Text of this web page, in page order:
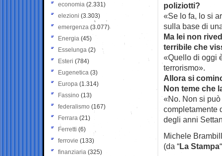
poliziotti?
«Se lo fa, lo si
sulla base di
Ma lei non
terribile che
«Quello di oggi
terrorismo».
Allora si
Non teme che
«No. Non si
completamente
degli anni
Michele
(da “La Stampa
economia (2.331)
elezioni (3.303)
emergenza (3.077)
Energia (45)
Esselunga (2)
Esteri (784)
Eugenetica (3)
Europa (1.314)
Fassino (13)
federalismo (167)
Ferrara (21)
Ferretti (6)
ferrovie (133)
finanziaria (325)